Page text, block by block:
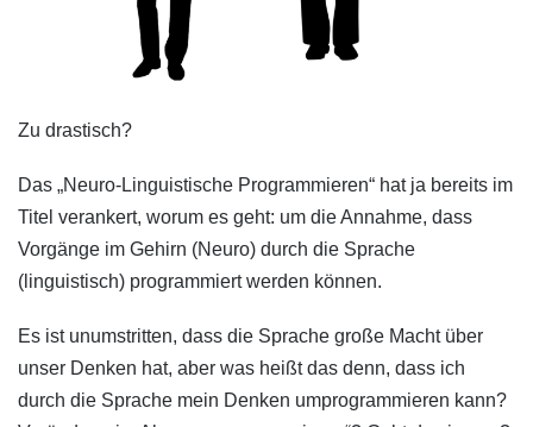
Zu drastisch?
Das „Neuro-Linguistische Programmieren“ hat ja bereits im
Titel verankert, worum es geht: um die Annahme, dass
Vorgänge im Gehirn (Neuro) durch die Sprache
(linguistisch) programmiert werden können.
Es ist unumstritten, dass die Sprache große Macht über
unser Denken hat, aber was heißt das denn, dass ich
durch die Sprache mein Denken umprogrammieren kann?